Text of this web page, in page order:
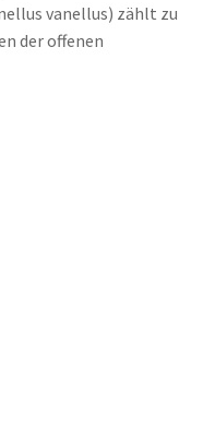
vanellus) zählt zu
der offenen